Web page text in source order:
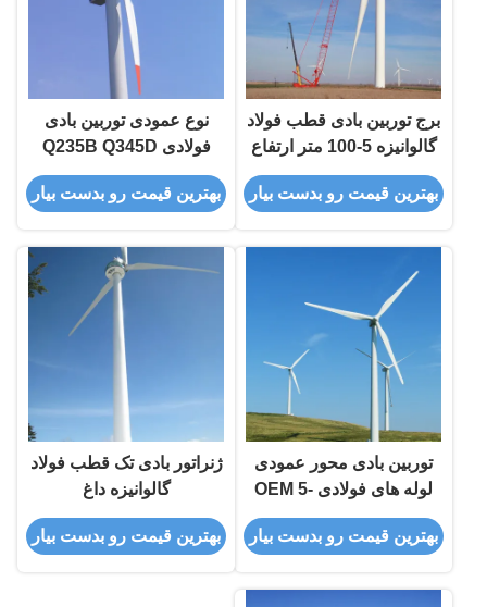
برج توربین بادی قطب فولاد
گالوانیزه 5-100 متر ارتفاع
بهترین قیمت رو بدست بیار
نوع عمودی توربین بادی
فولادی Q235B Q345D
Q345E
بهترین قیمت رو بدست بیار
توربین بادی محور عمودی
لوله های فولادی OEM 5-
100M
بهترین قیمت رو بدست بیار
ژنراتور بادی تک قطب فولاد
گالوانیزه داغ
بهترین قیمت رو بدست بیار